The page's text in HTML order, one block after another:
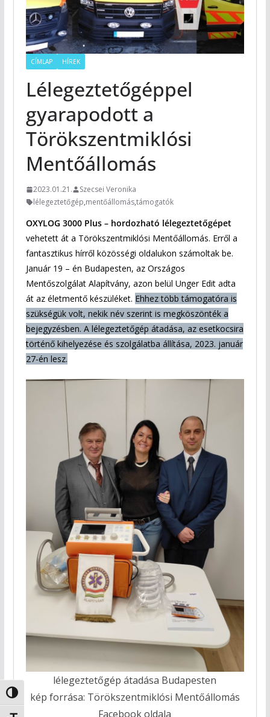
Nagy kontraszt váltása
CÍMLAP HÍREK
Lélegeztetőgéppel
gyarapodott a
Törökszentmiklósi
Mentőállomás
2023.01.21.
Szecsei Veronika
lélegeztetőgép,mentőállomás,támogatók
OXYLOG 3000 Plus – hordozható lélegeztetőgépet
vehetett át a Törökszentmiklósi Mentőállomás. Erről a
fantasztikus hírről közösségi oldalukon számoltak be.
Január 19 – én Budapesten, az Országos
Mentőszolgálat Alapítvány, azon belül Unger Edit adta
át az életmentő készüléket. Ehhez több támogatóra is
szükségük volt, nekik név szerint is megköszönték a
bejegyzésben. A lélegeztetőgép átadása, az esetkocsira
történő kihelyezése és szolgálatba állítása, 2023. január
27-én lesz.
lélegeztetőgép átadása Budapesten
kép forrása: Törökszentmiklósi Mentőállomás
Facebook oldala